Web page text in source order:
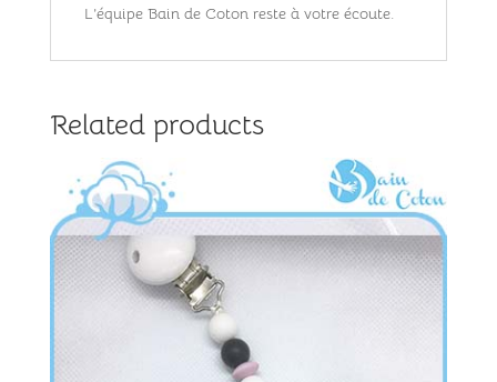
L’équipe Bain de Coton reste à votre écoute.
Related products